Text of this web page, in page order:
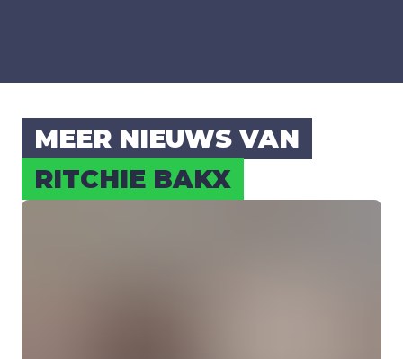
MEER NIEUWS VAN
RIT­CHIE BAKX